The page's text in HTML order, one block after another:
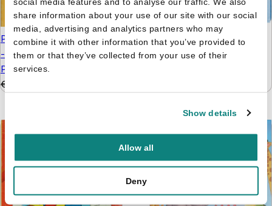
share information about your use of our site with our social
media, advertising and analytics partners who may
combine it with other information that you’ve provided to
them or that they’ve collected from your use of their
services.
Show details
Allow all
Deny
Pokémon - Spelletjesboek
- Hoe goed ken jij deze
Pokémon - Geel
€
Paw Patrol pakket -
Knutselen, kleuren